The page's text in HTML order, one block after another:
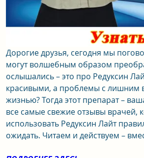
Дорогие друзья, сегодня мы
могут волшебным образом
ослышались – это про Редуксин
красивыми, а проблемы с лишним
жизнью? Тогда этот препарат –
все самые свежие отзывы врачей,
использовать Редуксин Лайт
ожидать. Читаем и действуем –